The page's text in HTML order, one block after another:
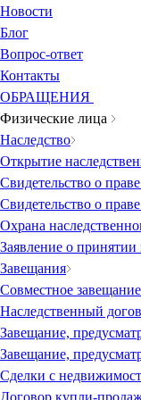
Новости
Блог
Вопрос-ответ
Контакты
ОБРАЩЕНИЯ
Физические лица
Наследство
Открытие
Свидетельство о
Свидетельство о
Охрана
Заявление о принятии
Завещания
Совместное
Наследственный
Завещание,
Завещание,
Сделки с
Договор купли-